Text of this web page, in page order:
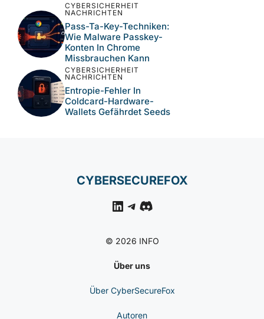
CYBERSICHERHEIT
NACHRICHTEN
Pass-Ta-Key-Techniken:
Wie Malware Passkey-
Konten In Chrome
Missbrauchen Kann
CYBERSICHERHEIT
NACHRICHTEN
Entropie-Fehler In
Coldcard-Hardware-
Wallets Gefährdet Seeds
CYBERSECUREFOX
LinkedIn
Telegram
Discord
© 2026 INFO
Über uns
Über CyberSecureFox
Autoren